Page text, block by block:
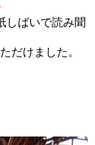
しばいで読み聞
だけました。